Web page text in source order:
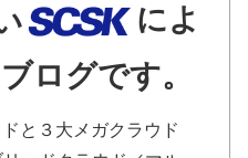
によ
ログです。
と３大メガクラウド